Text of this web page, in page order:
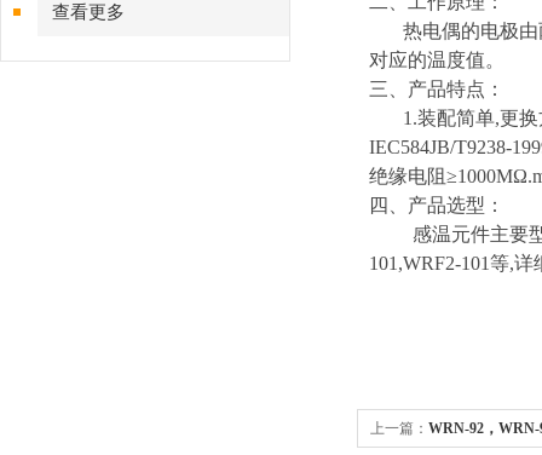
查看更多
热电偶的电极由
对应的温度值。
三、产品特点：
1.装配简单,更换
IEC584JB/T9238-
绝缘电阻
四、产品选型：
感温元件主要型号
101,WRF2-101等,
上一篇： WRN-92，